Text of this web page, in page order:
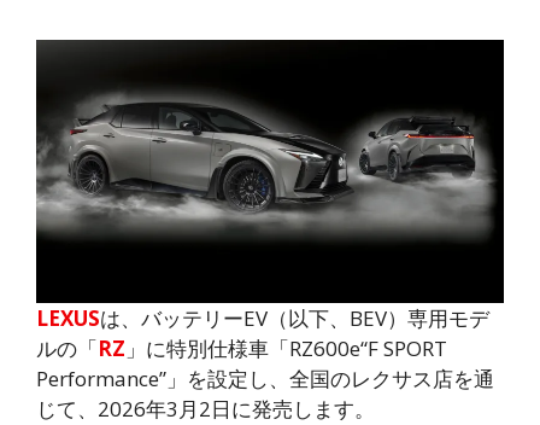
LEXUSは、バッテリーEV（以下、BEV）専用モデ
ルの「RZ 」に特別仕様車「RZ600e“F SPORT
Performance”」を設定し、全国のレクサス店を通
じて、2026年3月2日に発売します。